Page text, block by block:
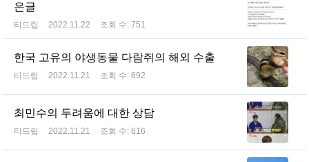
은글
티드립 2022.11.22 조회 수: 751
한국 고유의 야생동물 다람쥐의 해외 수출
티드립 2022.11.21 조회 수: 692
최민수의 두려움에 대한 상담
티드립 2022.11.21 조회 수: 616